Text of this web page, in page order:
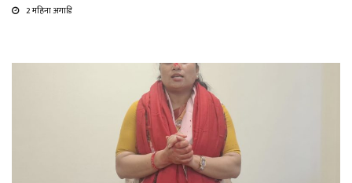
2 महिना अगाडि